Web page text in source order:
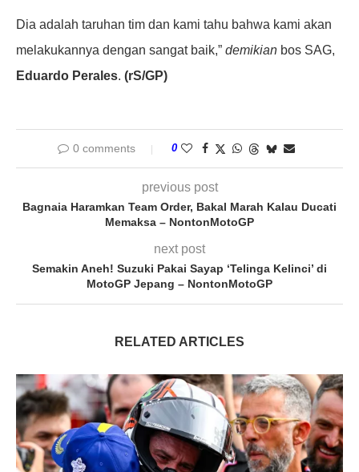
Dia adalah taruhan tim dan kami tahu bahwa kami akan
melakukannya dengan sangat baik,” demikian bos SAG,
Eduardo Perales. (rS/GP)
0 comments 0
previous post
Bagnaia Haramkan Team Order, Bakal Marah Kalau Ducati
Memaksa – NontonMotoGP
next post
Semakin Aneh! Suzuki Pakai Sayap ‘Telinga Kelinci’ di
MotoGP Jepang – NontonMotoGP
RELATED ARTICLES